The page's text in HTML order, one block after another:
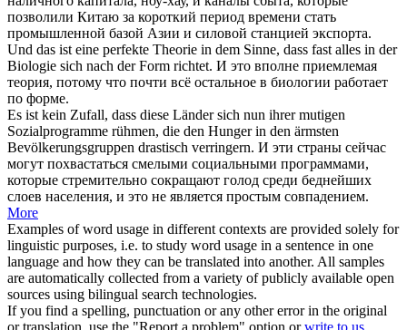
позволили Китаю за короткий период времени стать
промышленной базой Азии и силовой станцией экспорта.
Und das ist eine perfekte Theorie in dem Sinne, dass fast alles in der
Biologie sich nach der Form richtet. И это вполне приемлемая
теория, потому что почти всё остальное в биологии работает
по форме.
Es ist kein Zufall, dass diese Länder sich nun ihrer mutigen
Sozialprogramme rühmen, die den Hunger in den ärmsten
Bevölkerungsgruppen drastisch verringern. И эти страны сейчас
могут похвастаться смелыми социальными программами,
которые стремительно сокращают голод среди беднейших
слоев населения, и это не является простым совпадением.
More
Examples of word usage in different contexts are provided solely for
linguistic purposes, i.e. to study word usage in a sentence in one
language and how they can be translated into another. All samples
are automatically collected from a variety of publicly available open
sources using bilingual search technologies.
If you find a spelling, punctuation or any other error in the original